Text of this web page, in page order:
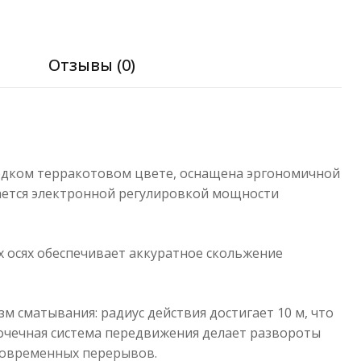
Отзывы (0)
терракотовом цвете, оснащена эргономичной
электронной регулировкой мощности
обеспечивает аккуратное скольжение
радиус действия достигает 10 м, что
система передвижения делает развороты
перерывов.